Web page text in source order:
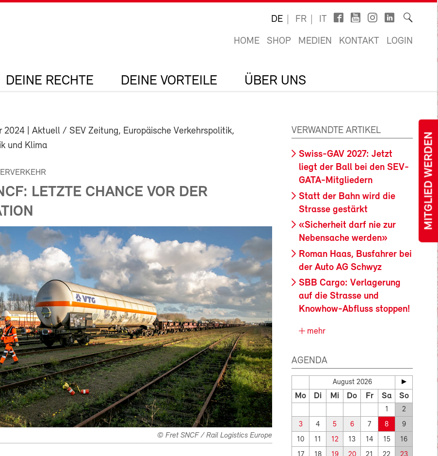
MITGLIED WERDEN
DE FR IT
HOME SHOP MEDIEN KONTAKT LOGIN
DEINE RECHTE DEINE VORTEILE ÜBER UNS
2024 | Aktuell / SEV Zeitung, Europäische Verkehrspolitik,
und Klima
LETZTE CHANCE VOR DER
© Fret SNCF / Rail Logistics Europe
VERWANDTE ARTIKEL
Swiss-GAV 2027: Jetzt
liegt der Ball bei den SEV-
GATA-Mitgliedern
Statt der Bahn wird die
Strasse gestärkt
«Sicherheit darf nie zur
Nebensache werden»
Roman Haas, Busfahrer bei
der Auto AG Schwyz
SBB Cargo: Verlagerung
auf die Strasse und
Knowhow-Abfluss stoppen!
mehr
AGENDA
August 2026
Mo Di Mi Do Fr Sa So
1 2
3 4 5 6 7 8 9
10 11 12 13 14 15 16